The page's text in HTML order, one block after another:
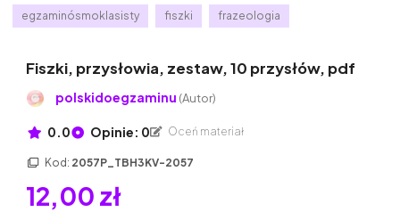
egzaminósmoklasisty fiszki frazeologia
Fiszki, przysłowia, zestaw, 10 przysłów, pdf
polskidoegzaminu (Autor)
0.0 Opinie: 0 Oceń materiał
Kod: 2057P_TBH3KV-2057
12,00 zł